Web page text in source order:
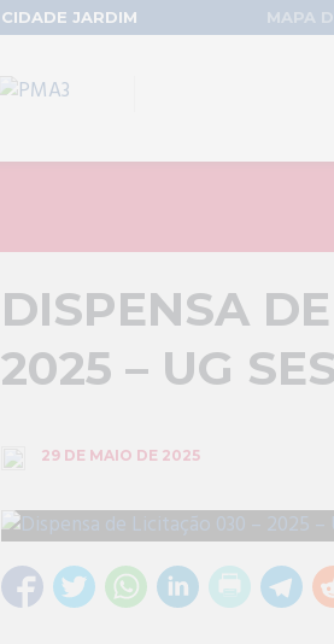
CIDADE JARDIM MAPA
DISPENSA
2025 – UG
29 DE MAIO DE 2025